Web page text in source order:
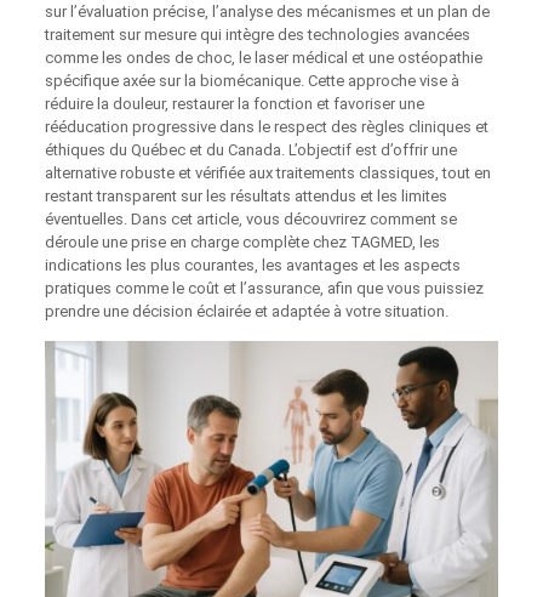
sur l’évaluation précise, l’analyse des mécanismes et un plan de
traitement sur mesure qui intègre des technologies avancées
comme les ondes de choc, le laser médical et une ostéopathie
spécifique axée sur la biomécanique. Cette approche vise à
réduire la douleur, restaurer la fonction et favoriser une
rééducation progressive dans le respect des règles cliniques et
éthiques du Québec et du Canada. L’objectif est d’offrir une
alternative robuste et vérifiée aux traitements classiques, tout en
restant transparent sur les résultats attendus et les limites
éventuelles. Dans cet article, vous découvrirez comment se
déroule une prise en charge complète chez TAGMED, les
indications les plus courantes, les avantages et les aspects
pratiques comme le coût et l’assurance, afin que vous puissiez
prendre une décision éclairée et adaptée à votre situation.